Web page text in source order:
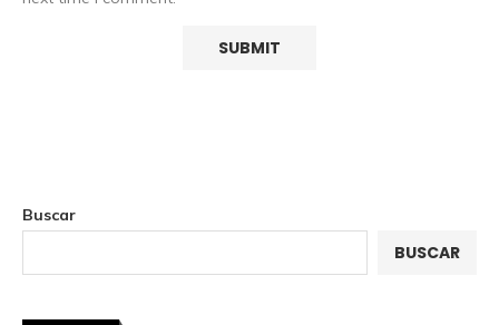
Buscar
BUSCAR